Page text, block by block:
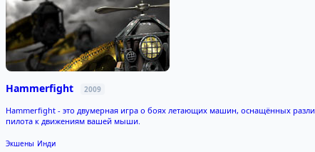
Hammerfight 2009
Hammerfight - это двумерная игра о боях летающих машин, оснащённых
пилота к движениям вашей мыши.
Экшены Инди